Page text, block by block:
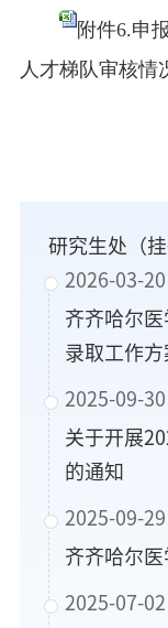
附件6.申
人才梯队审核情
研究生处（挂
2026-03-20
齐齐哈尔
录取工作方
2025-09-30
关于开展
的通知
2025-09-29
齐齐哈尔
2025-07-02